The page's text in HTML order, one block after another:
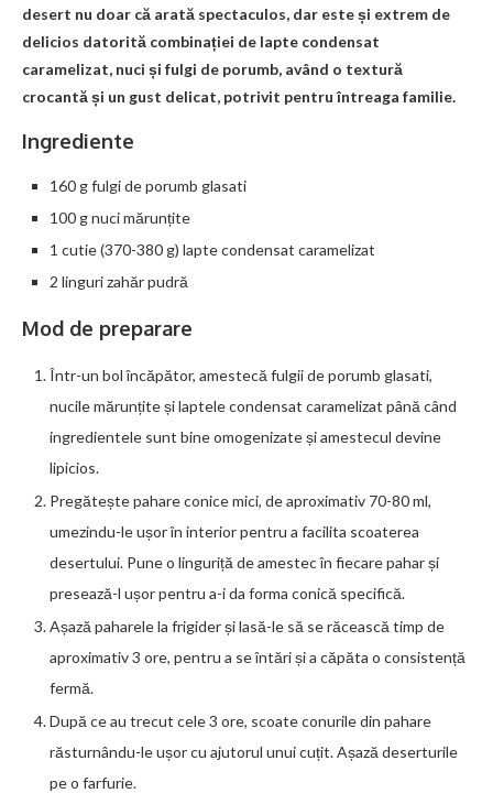
desert nu doar că arată spectaculos, dar este și extrem de
delicios datorită combinației de lapte condensat
caramelizat, nuci și fulgi de porumb, având o textură
crocantă și un gust delicat, potrivit pentru întreaga familie.
Ingrediente
160 g fulgi de porumb glasati
100 g nuci mărunțite
1 cutie (370-380 g) lapte condensat caramelizat
2 linguri zahăr pudră
Mod de preparare
Într-un bol încăpător, amestecă fulgii de porumb glasati,
nucile mărunțite și laptele condensat caramelizat până când
ingredientele sunt bine omogenizate și amestecul devine
lipicios.
Pregătește pahare conice mici, de aproximativ 70-80 ml,
umezindu-le ușor în interior pentru a facilita scoaterea
desertului. Pune o linguriță de amestec în fiecare pahar și
presează-l ușor pentru a-i da forma conică specifică.
Așază paharele la frigider și lasă-le să se răcească timp de
aproximativ 3 ore, pentru a se întări și a căpăta o consistență
fermă.
După ce au trecut cele 3 ore, scoate conurile din pahare
răsturnându-le ușor cu ajutorul unui cuțit. Așază deserturile
pe o farfurie.